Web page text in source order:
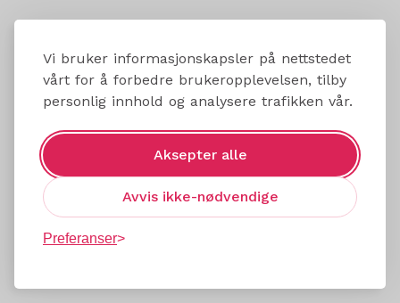
Vi bruker informasjonskapsler på nettstedet
vårt for å forbedre brukeropplevelsen, tilby
personlig innhold og analysere trafikken vår.
Aksepter alle
Avvis ikke-nødvendige
Preferanser